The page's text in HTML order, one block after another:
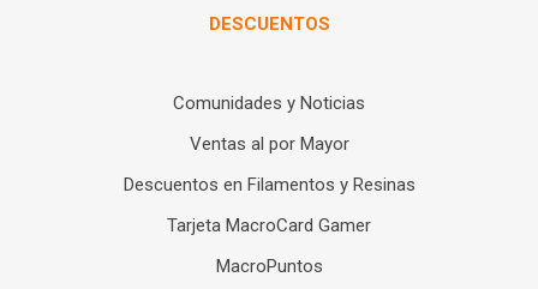
DESCUENTOS
Comunidades y Noticias
Ventas al por Mayor
Descuentos en Filamentos y Resinas
Tarjeta MacroCard Gamer
MacroPuntos